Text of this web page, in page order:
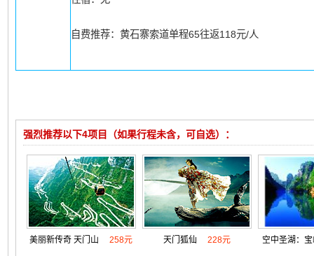
自费推荐：黄石寨索道单程65往返118元/人
强烈推荐以下4项目（如果行程未含，可自选）：
美丽新传奇 天门山 258元 天门狐仙 228元 空中圣湖：